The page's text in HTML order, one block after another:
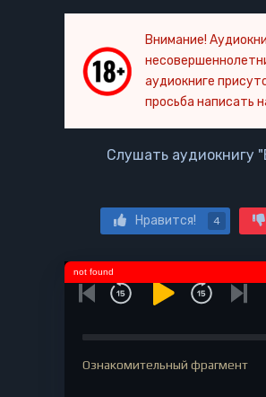
Внимание!
аудиокниге
просьба написать
Слушать аудиокнигу
Нравится! 4
Ознакомительный фрагмент
not found